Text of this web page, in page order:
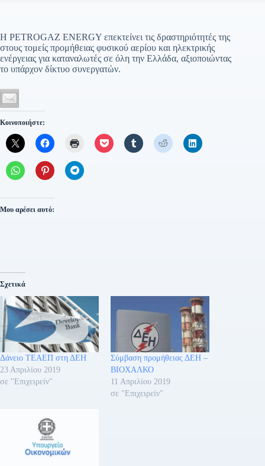
Η PETROGAZ ENERGY επεκτείνει τις δραστηριότητές της
στους τομείς προμήθειας φυσικού αερίου και ηλεκτρικής
ενέργειας για καταναλωτές σε όλη την Ελλάδα, αξιοποιώντας
το υπάρχον δίκτυο συνεργατών.
Κοινοποιήστε:
Μου αρέσει αυτό:
Σχετικά
Δάνειο ΤΕΑΕΠ στη ΔΕΗ
23 Απριλίου 2019
σε "Επιχειρείν"
Σύμβαση προμήθειας ΔΕΗ –
ΒΙΟΧΑΛΚΟ
11 Απριλίου 2019
σε "Επιχειρείν"